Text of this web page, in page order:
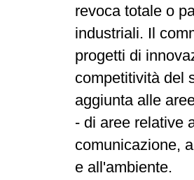
revoca totale o
industriali. Il
progetti di
competitività del
aggiunta alle
- di aree relative
comunicazione,
e all'ambiente.